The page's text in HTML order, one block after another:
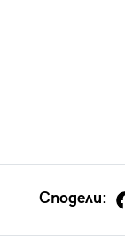
Сподели: